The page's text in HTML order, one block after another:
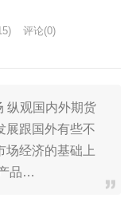
评论(0)
观国内外期货
展跟国外有些不
场经济的基础上
品…